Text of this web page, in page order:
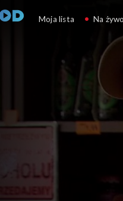
Moja lista Na żywo